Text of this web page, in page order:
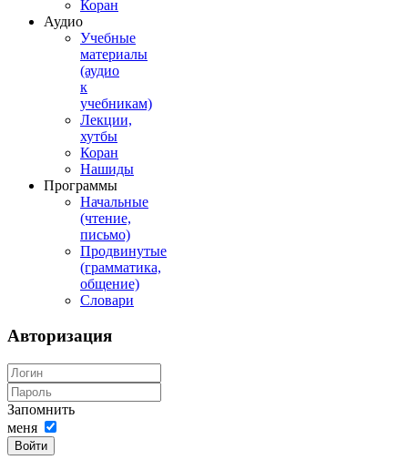
Коран
Аудио
Учебные
материалы
(аудио
к
учебникам)
Лекции,
хутбы
Коран
Нашиды
Программы
Начальные
(чтение,
письмо)
Продвинутые
(грамматика,
общение)
Словари
Авторизация
Запомнить
меня
Войти